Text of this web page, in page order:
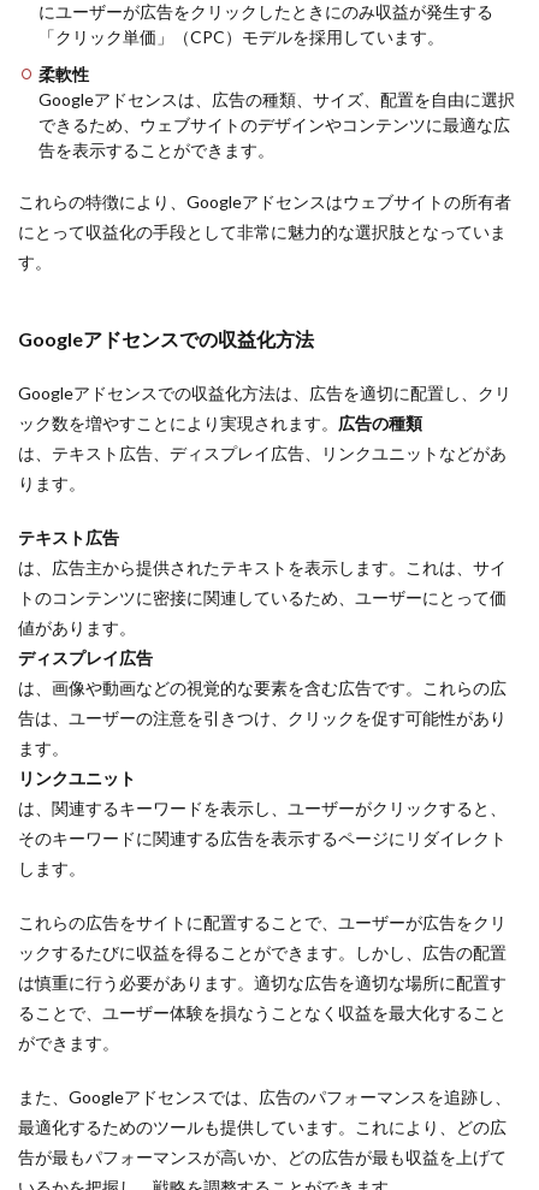
にユーザーが広告をクリックしたときにのみ収益が発生する
「クリック単価」（CPC）モデルを採用しています。
柔軟性
Googleアドセンスは、広告の種類、サイズ、配置を自由に選択
できるため、ウェブサイトのデザインやコンテンツに最適な広
告を表示することができます。
これらの特徴により、Googleアドセンスはウェブサイトの所有者
にとって収益化の手段として非常に魅力的な選択肢となっていま
す。
Googleアドセンスでの収益化方法
Googleアドセンスでの収益化方法は、広告を適切に配置し、クリ
ック数を増やすことにより実現されます。 広告の種類
は、テキスト広告、ディスプレイ広告、リンクユニットなどがあ
ります。
テキスト広告
は、広告主から提供されたテキストを表示します。これは、サイ
トのコンテンツに密接に関連しているため、ユーザーにとって価
値があります。
ディスプレイ広告
は、画像や動画などの視覚的な要素を含む広告です。これらの広
告は、ユーザーの注意を引きつけ、クリックを促す可能性があり
ます。
リンクユニット
は、関連するキーワードを表示し、ユーザーがクリックすると、
そのキーワードに関連する広告を表示するページにリダイレクト
します。
これらの広告をサイトに配置することで、ユーザーが広告をクリ
ックするたびに収益を得ることができます。しかし、広告の配置
は慎重に行う必要があります。適切な広告を適切な場所に配置す
ることで、ユーザー体験を損なうことなく収益を最大化すること
ができます。
また、Googleアドセンスでは、広告のパフォーマンスを追跡し、
最適化するためのツールも提供しています。これにより、どの広
告が最もパフォーマンスが高いか、どの広告が最も収益を上げて